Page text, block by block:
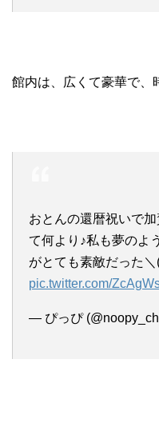
館内は、広くて豪華で、
おとんの還暦祝いで
て何より♪私も夢のよ
がとても素敵だった＼
pic.twitter.com/
— ぴっぴ